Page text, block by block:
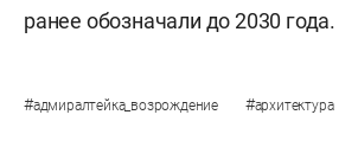
ранее обозначали до 2030 года.
#адмиралтейка_возрождение #архитектура